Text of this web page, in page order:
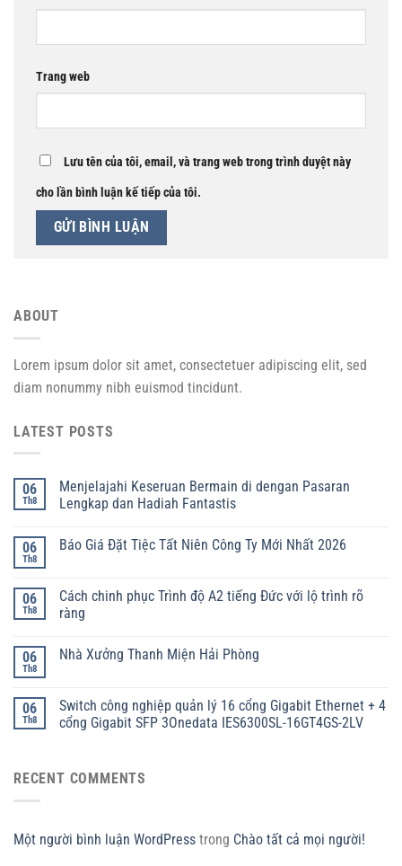
Trang web
Lưu tên của tôi, email, và trang web trong trình duyệt này
cho lần bình luận kế tiếp của tôi.
ABOUT
Lorem ipsum dolor sit amet, consectetuer adipiscing elit, sed
diam nonummy nibh euismod tincidunt.
LATEST POSTS
06
Th8
Menjelajahi Keseruan Bermain di dengan Pasaran
Lengkap dan Hadiah Fantastis
06
Th8
Báo Giá Đặt Tiệc Tất Niên Công Ty Mới Nhất 2026
06
Th8
Cách chinh phục Trình độ A2 tiếng Đức với lộ trình rõ
ràng
06
Th8
Nhà Xưởng Thanh Miện Hải Phòng
06
Th8
Switch công nghiệp quản lý 16 cổng Gigabit Ethernet + 4
cổng Gigabit SFP 3Onedata IES6300SL-16GT4GS-2LV
RECENT COMMENTS
Một người bình luận WordPress trong Chào tất cả mọi người!